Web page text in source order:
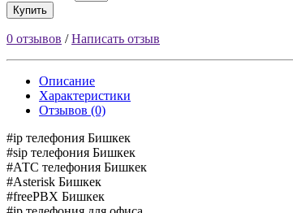
Купить
0 отзывов /Написать отзыв
Описание
Характеристики
Отзывов (0)
#ip телефония Бишкек
#sip телефония Бишкек
#АТС телефония Бишкек
#Asterisk Бишкек
#freePBX Бишкек